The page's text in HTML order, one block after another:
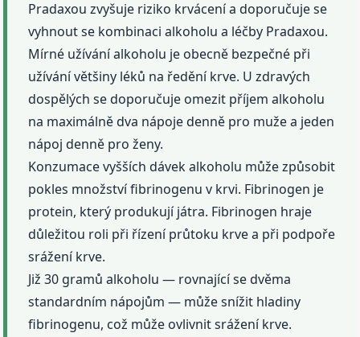
Pradaxou zvyšuje riziko krvácení a doporučuje se
vyhnout se kombinaci alkoholu a léčby Pradaxou.
Mírné užívání alkoholu je obecně bezpečné při
užívání většiny léků na ředění krve. U zdravých
dospělých se doporučuje omezit příjem alkoholu
na maximálně dva nápoje denně pro muže a jeden
nápoj denně pro ženy.
Konzumace vyšších dávek alkoholu může způsobit
pokles množství fibrinogenu v krvi. Fibrinogen je
protein, který produkují játra. Fibrinogen hraje
důležitou roli při řízení průtoku krve a při podpoře
srážení krve.
Již 30 gramů alkoholu — rovnající se dvěma
standardním nápojům — může snížit hladiny
fibrinogenu, což může ovlivnit srážení krve.